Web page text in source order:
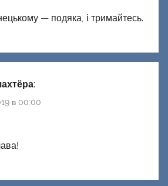
— подяка, і тримайтесь.
:
в 00:00